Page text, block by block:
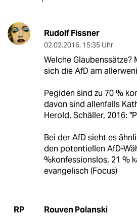
Rudolf Fissner
02.02.2016, 15:35 Uhr
Welche
sich die AfD am
Pegiden sind zu 70 %
davon sind allenfalls
Herold, Schäller, 2016:
Bei der AfD sieht es
den potentiellen AfD-
%konfessionslos, 21 %
evangelisch (Focus)
RP Rouven Polanski